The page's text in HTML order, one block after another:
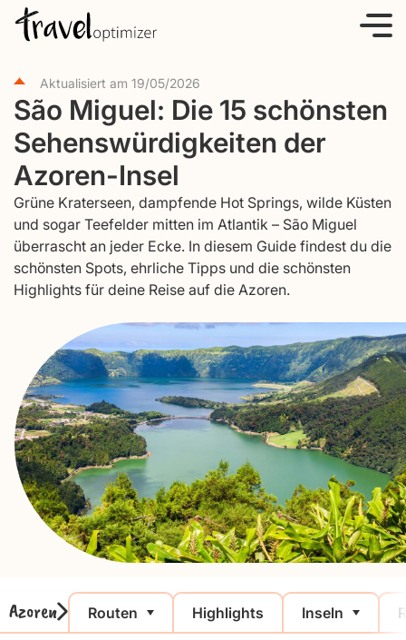
Aktualisiert am 19/05/2026
São Miguel: Die 15 schönsten
Sehenswürdigkeiten der
Azoren-Insel
Grüne Kraterseen, dampfende Hot Springs, wilde Küsten
und sogar Teefelder mitten im Atlantik – São Miguel
überrascht an jeder Ecke. In diesem Guide findest du die
schönsten Spots, ehrliche Tipps und die schönsten
Highlights für deine Reise auf die Azoren.
Azoren Routen Highlights Inseln